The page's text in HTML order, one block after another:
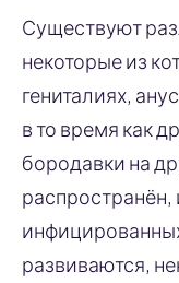
Существуют
некоторые из
гениталиях,
в то время как
бородавки на
развиваются,